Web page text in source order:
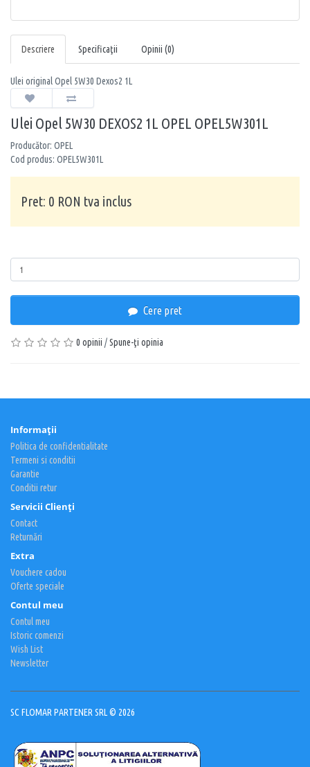
Descriere Specificaţii Opinii (0)
Ulei original Opel 5W30 Dexos2 1L
Ulei Opel 5W30 DEXOS2 1L OPEL OPEL5W301L
Producător: OPEL
Cod produs: OPEL5W301L
Pret: 0 RON tva inclus
Cere pret
0 opinii /Spune-ţi opinia
Informaţii
Politica de confidentialitate
Termeni si conditii
Garantie
Conditii retur
Servicii Clienţi
Contact
Returnări
Extra
Vouchere cadou
Oferte speciale
Contul meu
Contul meu
Istoric comenzi
Wish List
Newsletter
SC FLOMAR PARTENER SRL © 2026